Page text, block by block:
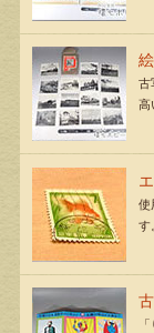
古
高
使
す